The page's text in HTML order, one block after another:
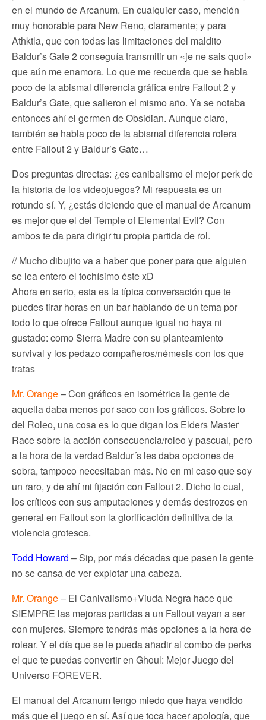
en el mundo de Arcanum. En cualquier caso, mención
muy honorable para New Reno, claramente; y para
Athktla, que con todas las limitaciones del maldito
Baldur’s Gate 2 conseguía transmitir un «je ne sais quoi»
que aún me enamora. Lo que me recuerda que se habla
poco de la abismal diferencia gráfica entre Fallout 2 y
Baldur’s Gate, que salieron el mismo año. Ya se notaba
entonces ahí el germen de Obsidian. Aunque claro,
también se habla poco de la abismal diferencia rolera
entre Fallout 2 y Baldur’s Gate…
Dos preguntas directas: ¿es canibalismo el mejor perk de
la historia de los videojuegos? Mi respuesta es un
rotundo sí. Y, ¿estás diciendo que el manual de Arcanum
es mejor que el del Temple of Elemental Evil? Con
ambos te da para dirigir tu propia partida de rol.
// Mucho dibujito va a haber que poner para que alguien
se lea entero el tochísimo éste xD
Ahora en serio, esta es la típica conversación que te
puedes tirar horas en un bar hablando de un tema por
todo lo que ofrece Fallout aunque igual no haya ni
gustado: como Sierra Madre con su planteamiento
survival y los pedazo compañeros/némesis con los que
tratas
Mr. Orange– Con gráficos en isométrica la gente de
aquella daba menos por saco con los gráficos. Sobre lo
del Roleo, una cosa es lo que digan los Elders Master
Race sobre la acción consecuencia/roleo y pascual, pero
a la hora de la verdad Baldur´s les daba opciones de
sobra, tampoco necesitaban más. No en mi caso que soy
un raro, y de ahí mi fijación con Fallout 2. Dicho lo cual,
los críticos con sus amputaciones y demás destrozos en
general en Fallout son la glorificación definitiva de la
violencia grotesca.
Todd Howard – Sip, por más décadas que pasen la gente
no se cansa de ver explotar una cabeza.
Mr. Orange– El Canivalismo+Viuda Negra hace que
SIEMPRE las mejoras partidas a un Fallout vayan a ser
con mujeres. Siempre tendrás más opciones a la hora de
rolear. Y el día que se le pueda añadir al combo de perks
el que te puedas convertir en Ghoul: Mejor Juego del
Universo FOREVER.
El manual del Arcanum tengo miedo que haya vendido
más que el juego en sí. Así que toca hacer apología, que